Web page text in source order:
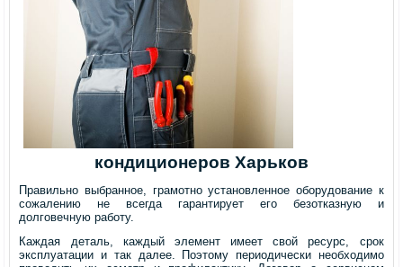
кондиционеров Харьков
Правильно выбранное, грамотно установленное оборудование к
сожалению не всегда гарантирует его безотказную и
долговечную работу.
Каждая деталь, каждый элемент имеет свой ресурс, срок
эксплуатации и так далее. Поэтому периодически необходимо